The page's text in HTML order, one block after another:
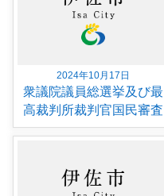
2024年10月17日
衆議院議員総選挙及び最
高裁判所裁判官国民審査